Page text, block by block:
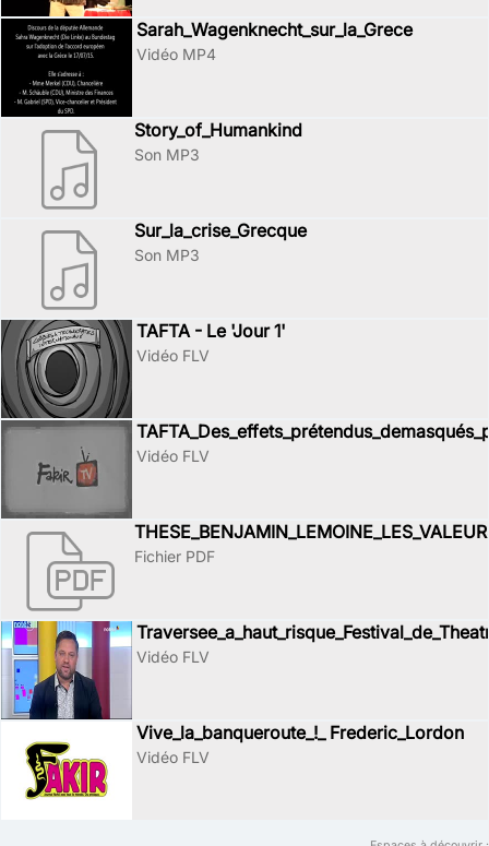
Sarah_Wagenknecht_sur_la_Grece
Vidéo MP4
Story_of_Humankind
Son MP3
Sur_la_crise_Grecque
Son MP3
TAFTA - Le 'Jour 1'
Vidéo FLV
Vidéo FLV
Fichier PDF
Vidéo FLV
Vive_la_banqueroute_!_ Frederic_Lordon
Vidéo FLV